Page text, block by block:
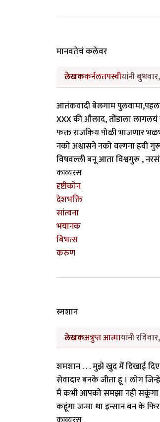
मानवतेचं कलेवर
लेखककर्नलतपस्वीयांनी
आतंकवादी बेलगाम
XXX की औलाद, तोंडाला
फक्त राजकिय पोळी भाजणार
नको अश्वासने नको वल्गना हवी
विषवल्ली बनू आता विश्वगुरू ,
काव्यरस
दृष्टीकोन
देशभक्ति
सांत्वना
भयानक
बिभत्स
करुण
स्मशान
लेखकअत्रुप्त आत्मायांनी
शमशान . . . मुझे खुद में दिखाई
सेवादार बनके जीता हू । लोग
मै कभी आपको समझा नही
कहूंगा जन्मा था इन्सान बन के